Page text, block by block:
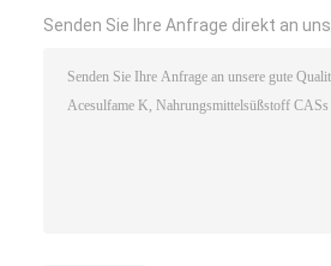
Senden Sie Ihre Anfrage direkt an uns